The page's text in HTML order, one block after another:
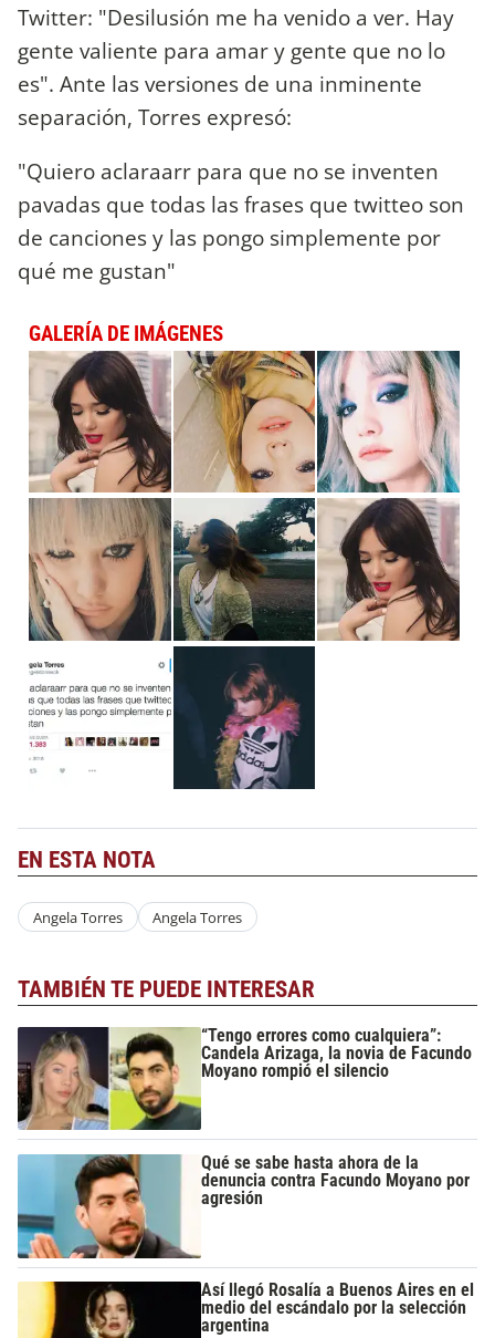
Twitter: "Desilusión me ha venido a ver. Hay
gente valiente para amar y gente que no lo
es". Ante las versiones de una inminente
separación, Torres expresó:
"Quiero aclaraarr para que no se inventen
pavadas que todas las frases que twitteo son
de canciones y las pongo simplemente por
qué me gustan"
GALERÍA DE IMÁGENES
EN ESTA NOTA
Angela Torres Angela Torres
TAMBIÉN TE PUEDE INTERESAR
“Tengo errores como cualquiera”:
Candela Arizaga, la novia de Facundo
Moyano rompió el silencio
Qué se sabe hasta ahora de la
denuncia contra Facundo Moyano por
agresión
Así llegó Rosalía a Buenos Aires en el
medio del escándalo por la selección
argentina